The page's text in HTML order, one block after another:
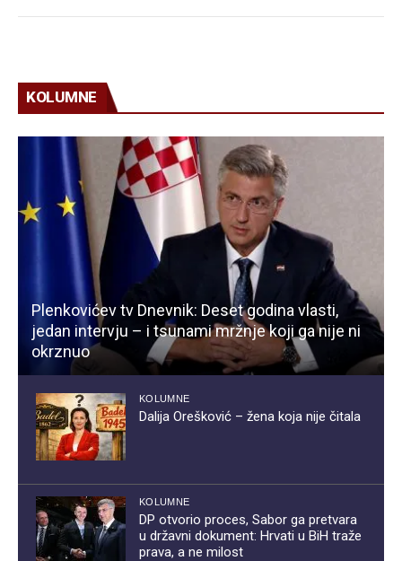
KOLUMNE
Plenkovićev tv Dnevnik: Deset godina vlasti,
jedan intervju – i tsunami mržnje koji ga nije ni
okrznuo
KOLUMNE
Dalija Orešković – žena koja nije čitala
KOLUMNE
DP otvorio proces, Sabor ga pretvara
u državni dokument: Hrvati u BiH traže
prava, a ne milost